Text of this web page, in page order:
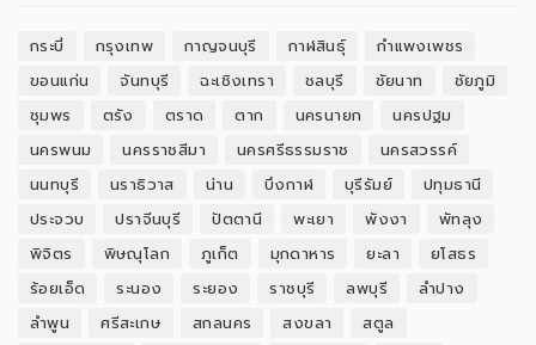
กระบี่ กรุงเทพ กาญจนบุรี กาฬสินธุ์
กำแพงเพชร
ขอนแก่น
จันทบุรี ฉะเชิงเทรา ชลบุรี ชัยนาท
ชัยภูมิ
ชุมพร
ตรัง ตราด ตาก นครนายก
นครปฐม
นครพนม
นครราชสีมา นครศรีธรรมราช
นครสวรรค์
นนทบุรี
นราธิวาส น่าน บึงกาฬ บุรีรัมย์
ปทุมธานี
ประจวบ
ปราจีนบุรี ปัตตานี พะเยา พังงา
พัทลุง
พิจิตร
พิษณุโลก ภูเก็ต มุกดาหาร ยะลา
ยโสธร
ร้อยเอ็ด
ระนอง ระยอง ราชบุรี ลพบุรี
ลำปาง
ลำพูน
ศรีสะเกษ สกลนคร สงขลา
สตูล